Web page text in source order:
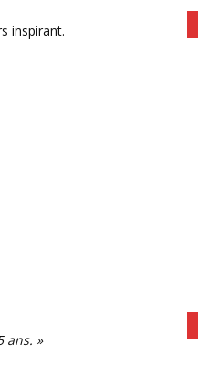
inspirant.
ans. »